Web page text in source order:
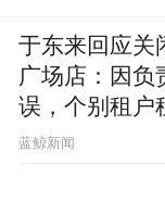
于东来回应关
广场店：因负
误，个别租户
想象
蓝鲸新闻